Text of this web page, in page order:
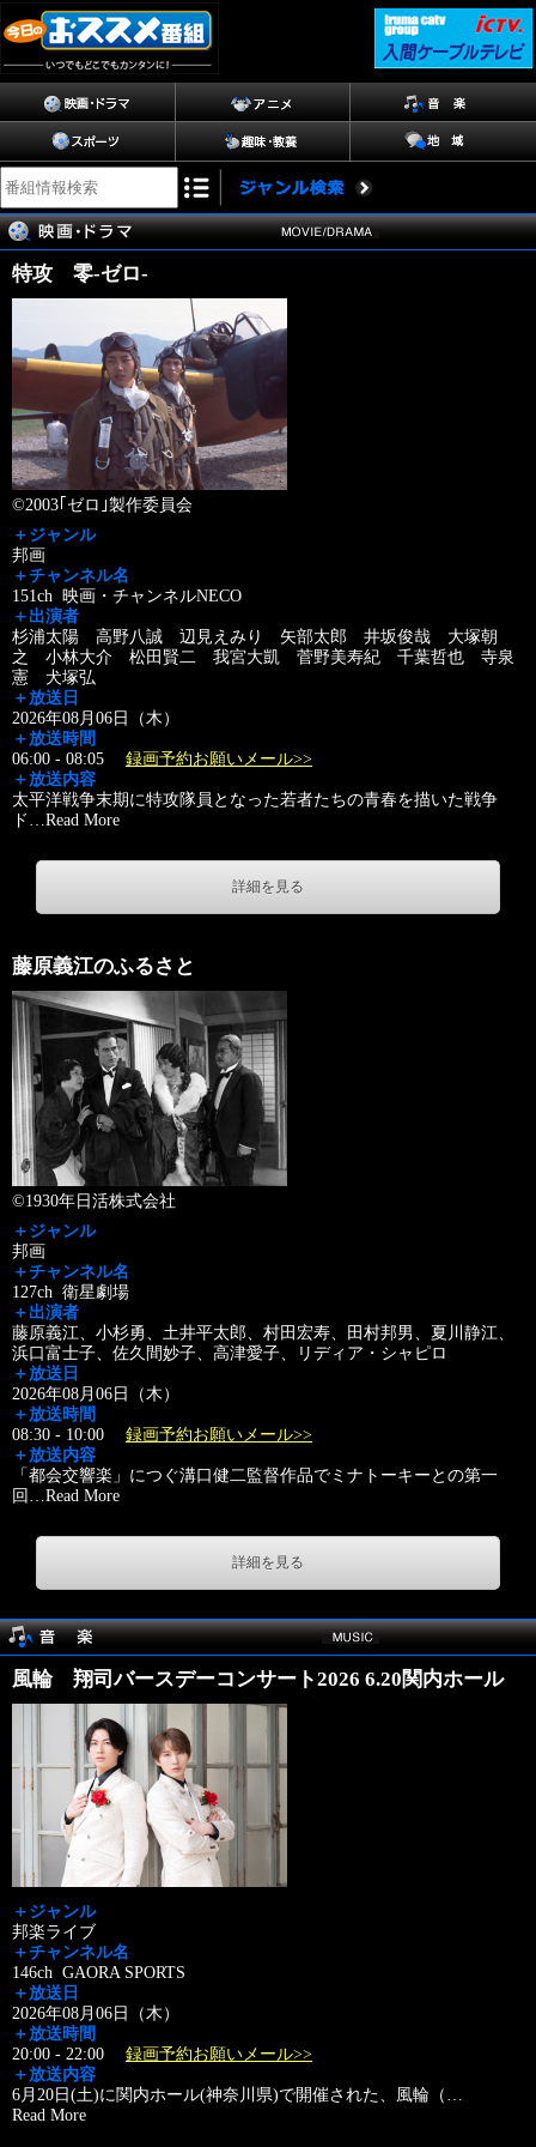
特攻 零-ゼロ-
©2003｢ゼロ｣製作委員会
＋ジャンル
邦画
＋チャンネル名
151ch 映画・チャンネルNECO
＋出演者
杉浦太陽 高野八誠 辺見えみり 矢部太郎 井坂俊哉 大塚朝
之 小林大介 松田賢二 我宮大凱 菅野美寿紀 千葉哲也 寺泉
憲 犬塚弘
＋放送日
2026年08月06日（木）
＋放送時間
06:00 - 08:05 録画予約お願いメール>>
＋放送内容
太平洋戦争末期に特攻隊員となった若者たちの青春を描いた戦争
ド …Read More
詳細を見る
藤原義江のふるさと
©1930年日活株式会社
＋ジャンル
邦画
＋チャンネル名
127ch 衛星劇場
＋出演者
藤原義江、小杉勇、土井平太郎、村田宏寿、田村邦男、夏川静江、
浜口富士子、佐久間妙子、高津愛子、リディア・シャピロ
＋放送日
2026年08月06日（木）
＋放送時間
08:30 - 10:00 録画予約お願いメール>>
＋放送内容
「都会交響楽」につぐ溝口健二監督作品でミナトーキーとの第一
回 …Read More
詳細を見る
風輪 翔司バースデーコンサート2026 6.20関内ホール
＋ジャンル
邦楽ライブ
＋チャンネル名
146ch GAORA SPORTS
＋放送日
2026年08月06日（木）
＋放送時間
20:00 - 22:00 録画予約お願いメール>>
＋放送内容
6月20日(土)に関内ホール(神奈川県)で開催された、風輪（ …
Read More